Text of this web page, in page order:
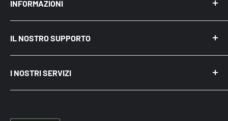
INFORMAZIONI
Chi siamo
Acquistare nel Negozio Fisico
Spedizioni
Politica sulla riservatezza
IL NOSTRO SUPPORTO
Mio Account
Recensioni
Come acquistare
I NOSTRI SERVIZI
Punti di ritiro Merce